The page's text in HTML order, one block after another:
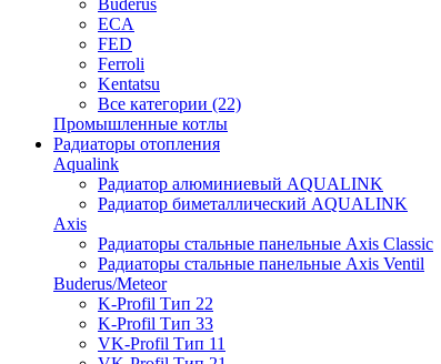
Buderus
ECA
FED
Ferroli
Kentatsu
Все категории (22)
Промышленные котлы
Радиаторы отопления
Aqualink
Радиатор алюминиевый AQUALINK
Радиатор биметаллический AQUALINK
Axis
Радиаторы стальные панельные Axis Classic
Радиаторы стальные панельные Axis Ventil
Buderus/Meteor
K-Profil Тип 22
K-Profil Тип 33
VK-Profil Тип 11